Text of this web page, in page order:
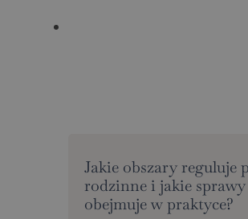
Jakie obszary reguluje
rodzinne i jakie sprawy
obejmuje w praktyce?